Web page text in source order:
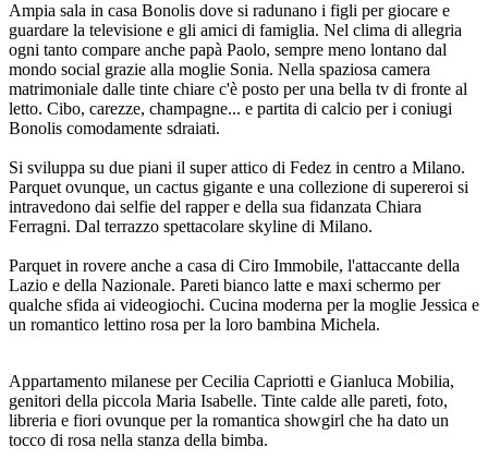
Ampia sala in casa Bonolis dove si radunano i figli per giocare e
guardare la televisione e gli amici di famiglia. Nel clima di allegria
ogni tanto compare anche papà Paolo, sempre meno lontano dal
mondo social grazie alla moglie Sonia. Nella spaziosa camera
matrimoniale dalle tinte chiare c'è posto per una bella tv di fronte al
letto. Cibo, carezze, champagne... e partita di calcio per i coniugi
Bonolis comodamente sdraiati.
Si sviluppa su due piani il super attico di Fedez in centro a Milano.
Parquet ovunque, un cactus gigante e una collezione di supereroi si
intravedono dai selfie del rapper e della sua fidanzata Chiara
Ferragni. Dal terrazzo spettacolare skyline di Milano.
Parquet in rovere anche a casa di Ciro Immobile, l'attaccante della
Lazio e della Nazionale. Pareti bianco latte e maxi schermo per
qualche sfida ai videogiochi. Cucina moderna per la moglie Jessica e
un romantico lettino rosa per la loro bambina Michela.
Appartamento milanese per Cecilia Capriotti e Gianluca Mobilia,
genitori della piccola Maria Isabelle. Tinte calde alle pareti, foto,
libreria e fiori ovunque per la romantica showgirl che ha dato un
tocco di rosa nella stanza della bimba.